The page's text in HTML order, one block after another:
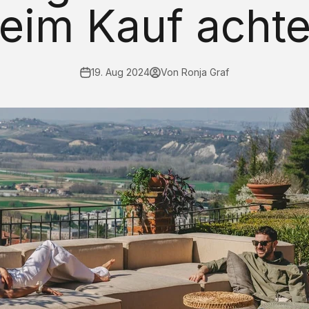
Kauf
19. Aug 2024 Von Ronja Graf